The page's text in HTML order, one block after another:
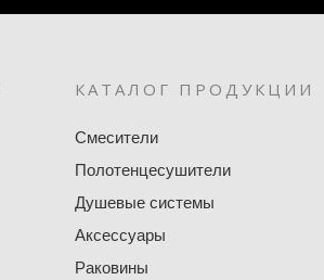
КАТАЛОГ ПРОДУКЦИИ
Смесители
Полотенцесушители
Душевые системы
Аксессуары
Раковины